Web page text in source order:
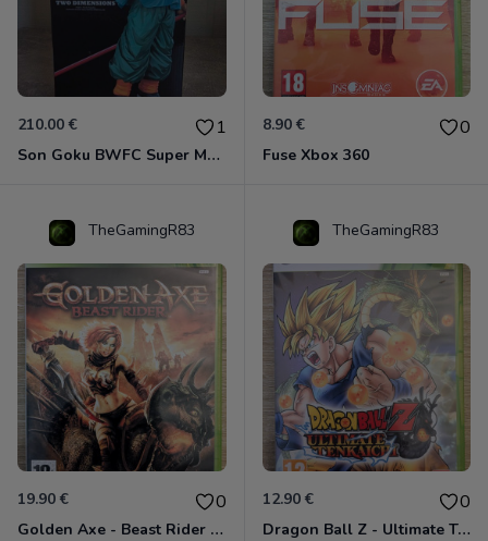
210.00 € 1
Son Goku BWFC Super Master Stars
8.90 € 0
Fuse Xbox 360
TheGamingR83
19.90 € 0
Golden Axe - Beast Rider Xbox 360
TheGamingR83
12.90 € 0
Dragon Ball Z - Ultimate Tenkaichi Xbox 360